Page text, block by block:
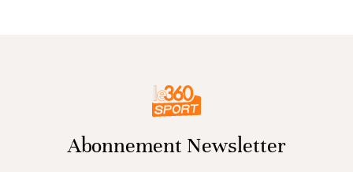
Abonnement Newsletter